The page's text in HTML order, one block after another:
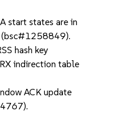
start states are in
(bsc#1258849).
hash key
indirection table
ACK update